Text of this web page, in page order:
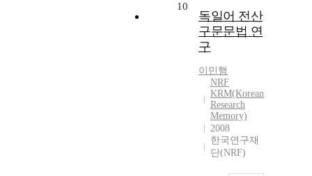
10
독일어 전산
구문문법 연
구
이민행
NRF
KRM(Korean
Research
Memory)
2008
한국연구재
단(NRF)